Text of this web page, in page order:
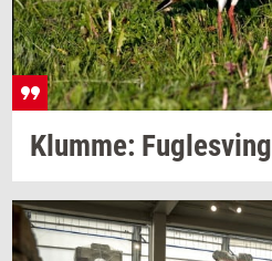
Klum­me: Fug­lesving